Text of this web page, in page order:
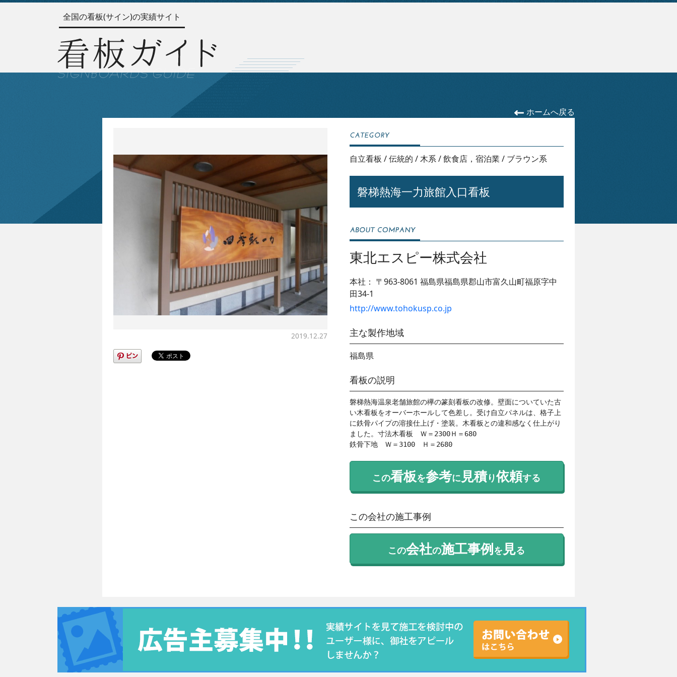
全国の看板(サイン)の実績サイト
ホームへ戻る
2019.12.27
自立看板 /伝統的 /木系/飲食店，宿泊業 / ブラウン系
磐梯熱海一力旅館入口看板
東北エスピー株式会社
本社： 〒963-8061 福島県福島県郡山市富久山町福原字中
田34-1
http://www.tohokusp.co.jp
主な製作地域
福島県
看板の説明
磐梯熱海温泉老舗旅館の欅の篆刻看板の改修。壁面についていた古
い木看板をオーバーホールして色差し。受け自立パネルは、格子上
に鉄骨パイプの溶接仕上げ・塗装。木看板との違和感なく仕上がり
ました。寸法木看板　Ｗ＝2300Ｈ＝680
鉄骨下地　Ｗ＝3100　Ｈ＝2680
この看板を参考に 見積り依頼する
この会社の施工事例
この会社の施工事例を 見る